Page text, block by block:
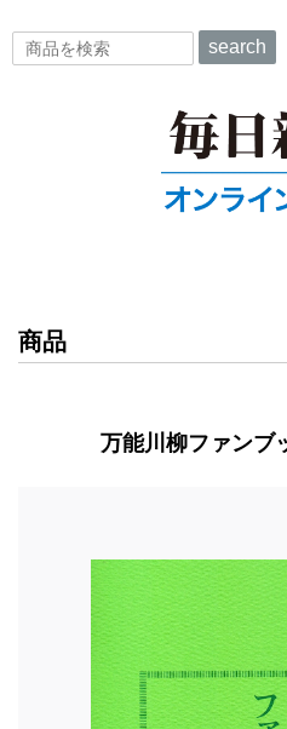
search
商品
万能川柳ファンブ